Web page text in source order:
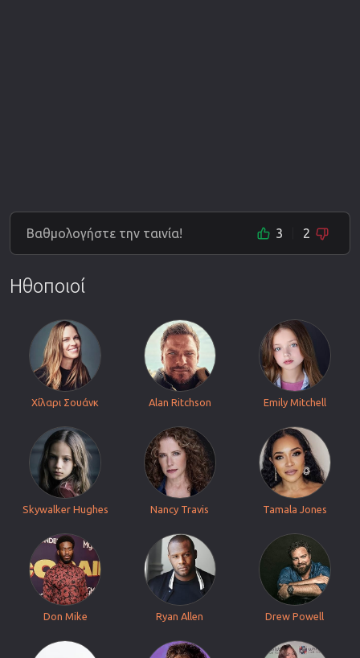
Βαθμολογήστε την ταινία! 3 2
Ηθοποιοί
Χίλαρι Σουάνκ Alan Ritchson Emily Mitchell
Skywalker Hughes Nancy Travis Tamala Jones
Don Mike Ryan Allen Drew Powell